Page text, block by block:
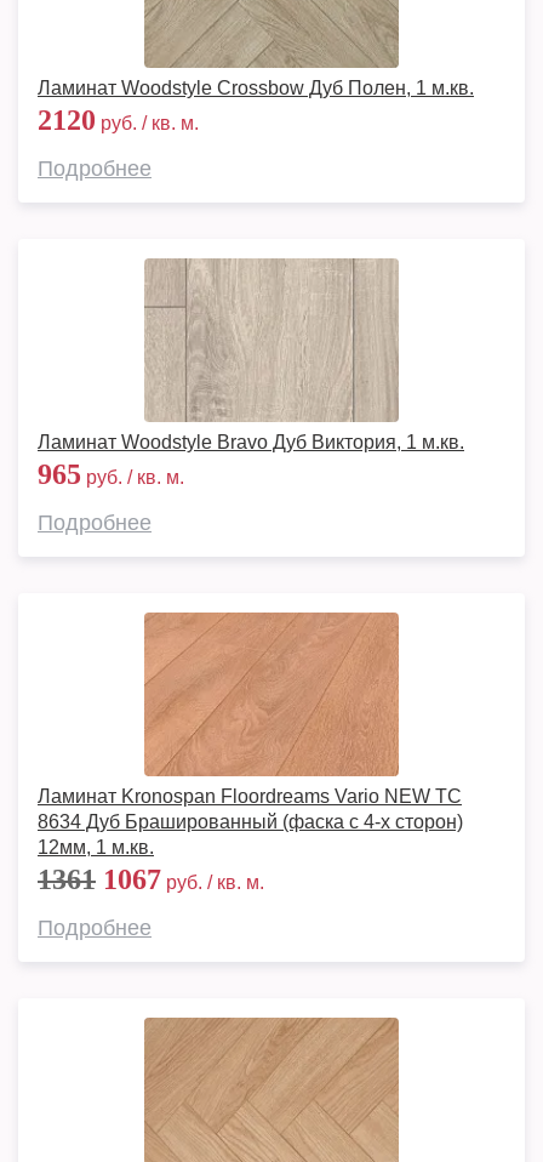
Ламинат Woodstyle Crossbow Дуб Полен, 1 м.кв.
2120 руб. / кв. м.
Подробнее
Ламинат Woodstyle Bravo Дуб Виктория, 1 м.кв.
965 руб. / кв. м.
Подробнее
Ламинат Kronospan Floordreams Vario NEW TC
8634 Дуб Брашированный (фаска с 4-х сторон)
12мм, 1 м.кв.
1361 1067 руб. / кв. м.
Подробнее